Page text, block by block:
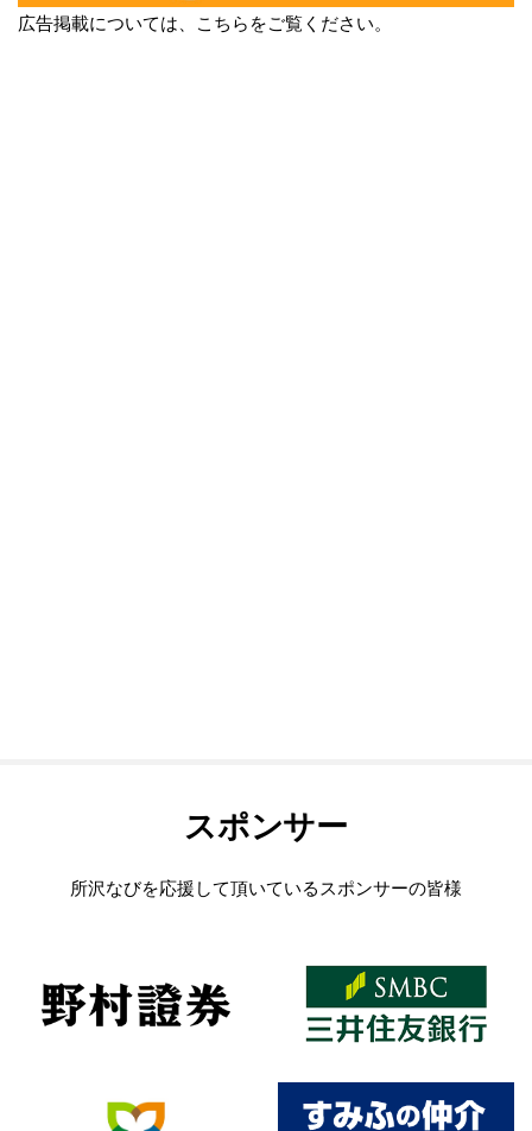
広告掲載については、こちらをご覧ください。
スポンサー
所沢なびを応援して頂いているスポンサーの皆様